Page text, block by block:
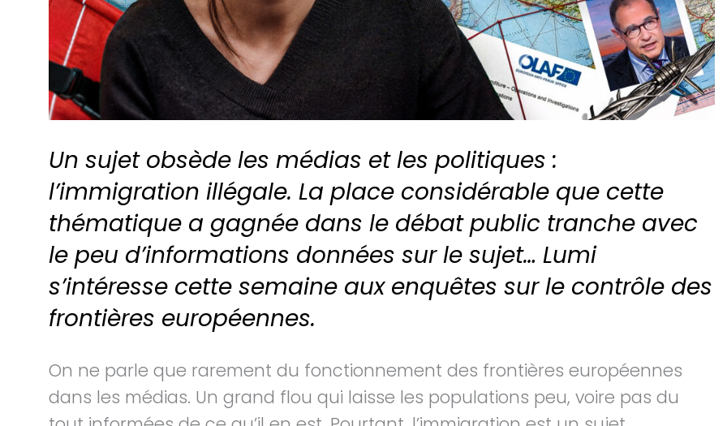
Un sujet obsède les médias et les politiques :
l’immigration illégale. La place considérable que cette
thématique a gagnée dans le débat public tranche avec
le peu d’informations données sur le sujet… Lumi
s’intéresse cette semaine aux enquêtes sur le contrôle des
frontières européennes.
On ne parle que rarement du fonctionnement des frontières européennes
dans les médias. Un grand flou qui laisse les populations peu, voire pas du